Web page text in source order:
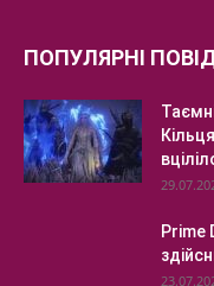
ПОПУЛЯРНІ
Prime